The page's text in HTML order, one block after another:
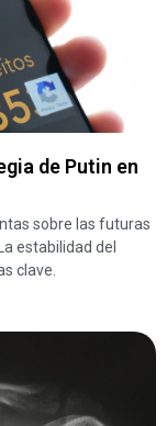
de Putin en
sobre las futuras
estabilidad del
clave.